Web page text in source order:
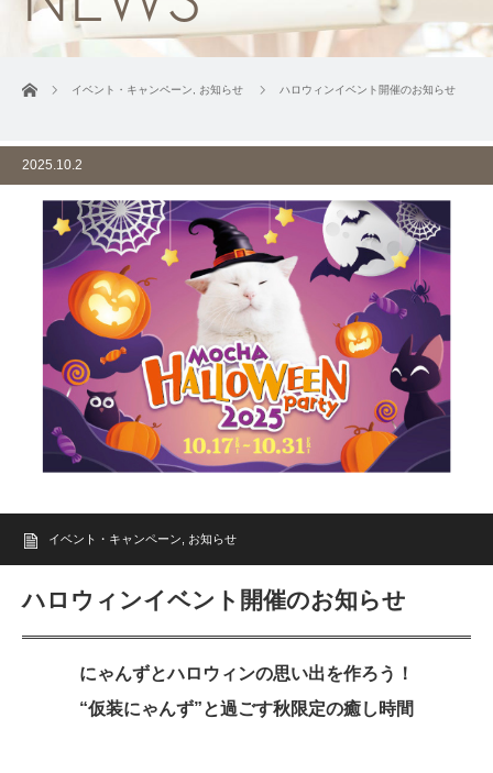
ホーム イベント・キャンペーン お知らせ ハロウィンイベント開催のお知らせ
2025.10.2
イベント・キャンペーン お知らせ
ハロウィンイベント開催のお知らせ
にゃんずとハロウィンの思い出を作ろう！
“仮装にゃんず”と過ごす秋限定の癒し時間